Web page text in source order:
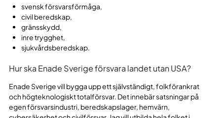
svensk försvarsförmåga,
civil beredskap,
gränsskydd,
inre trygghet,
sjukvårdsberedskap.
Hur ska Enade Sverige försvara landet utan USA?
Enade Sverige vill bygga upp ett självständigt, folkförankrat
och högteknologiskt totalförsvar. Det innebär satsningar på
egen försvarsindustri, beredskapslager, hemvärn,